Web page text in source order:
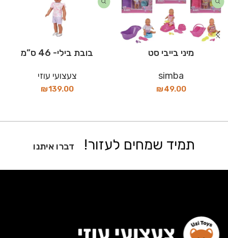
מיני בייבי סט
simba
₪49.00
בובת בילי- 46 ס”מ
צעצועי עוזי
₪139.00
תמיד שמחים לעזור! דברו איתנו